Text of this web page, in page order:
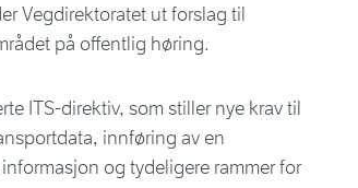
Vegdirektoratet ut forslag til
på offentlig høring.
ITS-direktiv, som stiller nye krav til
innføring av en
og tydeligere rammer for